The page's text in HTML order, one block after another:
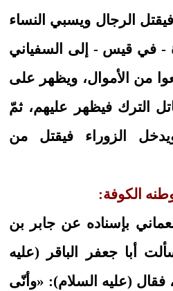
الرجال ويسبي النساء
- في قيس - إلى السفياني
من الأموال، ويظهر على
الترك فيظهر عليهم، ثمّ
الزوراء فيقتل من
بإسناده عن جابر بن
أبا جعفر الباقر (عليه
فقال (عليه السلام): «وأنّى